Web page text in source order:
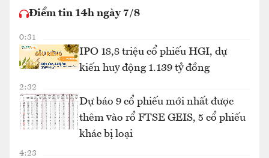
Điểm tin 14h ngày 7/8
0:31
IPO 18,8 triệu cổ phiếu HGI, dự
kiến huy động 1.139 tỷ đồng
2:32
Dự báo 9 cổ phiếu mới nhất được
thêm vào rổ FTSE GEIS, 5 cổ phiếu
khác bị loại
4:23